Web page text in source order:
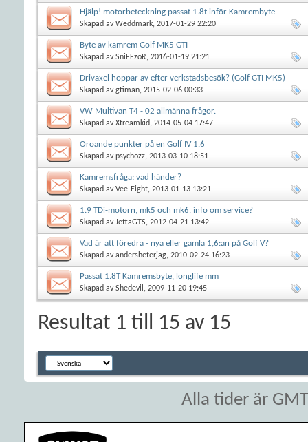
Hjälp! motorbeteckning passat 1.8t inför Kamrembyte
Skapad avWeddmark, 2017-01-29 22:20
Byte av kamrem Golf MK5 GTI
Skapad avSniFFzoR, 2016-01-19 21:21
Drivaxel hoppar av efter verkstadsbesök? (Golf GTI MK5)
Skapad avgtiman, 2015-02-06 00:33
VW Multivan T4 - 02 allmänna frågor.
Skapad avXtreamkid, 2014-05-04 17:47
Oroande punkter på en Golf IV 1.6
Skapad avpsychozz, 2013-03-10 18:51
Kamremsfråga: vad händer?
Skapad avVee-Eight, 2013-01-13 13:21
1.9 TDi-motorn, mk5 och mk6, info om service?
Skapad avJettaGTS, 2012-04-21 13:42
Vad är att föredra - nya eller gamla 1,6:an på Golf V?
Skapad avandersheterjag, 2010-02-24 16:23
Passat 1.8T Kamremsbyte, longlife mm
Skapad avShedevil , 2009-11-20 19:45
Resultat 1 till 15 av 15
Alla tider är